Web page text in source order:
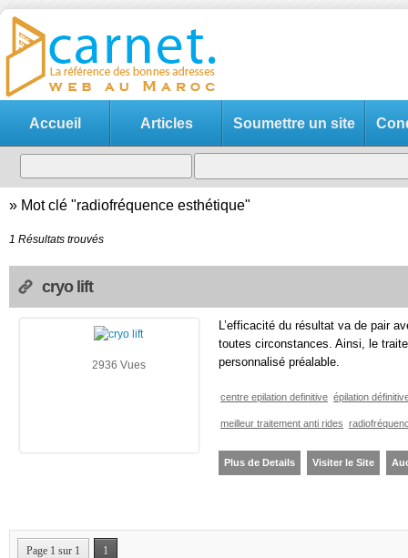
Accueil Articles Soumettre un site
» Mot clé "radiofréquence esthétique"
1 Résultats trouvés
cryo lift
2936 Vues
L’efficacité du résultat va de pair
toutes circonstances. Ainsi, le
personnalisé préalable.
centre epilation definitive épilation
meilleur traitement anti rides
Plus de Details Visiter le Site
Page 1 sur 1 1